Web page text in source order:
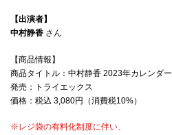
【出演者】
中村静香 さん
【商品情報】
商品タイトル：中村静香 2023年カレンダー
発売：トライエックス
価格：税込 3,080円（消費税10%）
※レジ袋の有料化制度に伴い、